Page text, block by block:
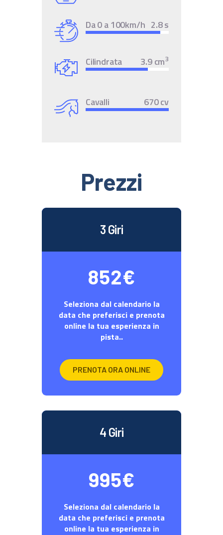
Da 0 a 100km/h 2.8 s
Cilindrata 3.9 cm3
Cavalli 670 cv
Prezzi
3 Giri
852€
Seleziona dal calendario la
data che preferisci e prenota
online la tua esperienza in
pista..
PRENOTA ORA ONLINE
4 Giri
995€
Seleziona dal calendario la
data che preferisci e prenota
online la tua esperienza in